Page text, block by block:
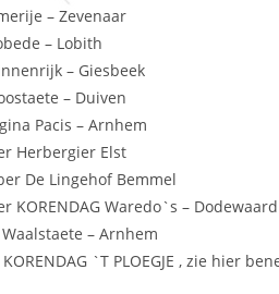
– Zevenaar
– Lobith
– Giesbeek
– Duiven
Pacis – Arnhem
Herbergier Elst
De Lingehof Bemmel
KORENDAG Waredo`s – Dodewaard
– Arnhem
`T PLOEGJE , zie hier